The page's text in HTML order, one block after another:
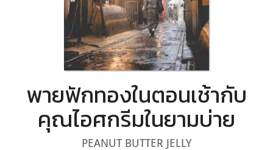
พายฟักทองในตอนเช้ากับ
คุณไอศกรีมในยามบ่าย
PEANUT BUTTER JELLY